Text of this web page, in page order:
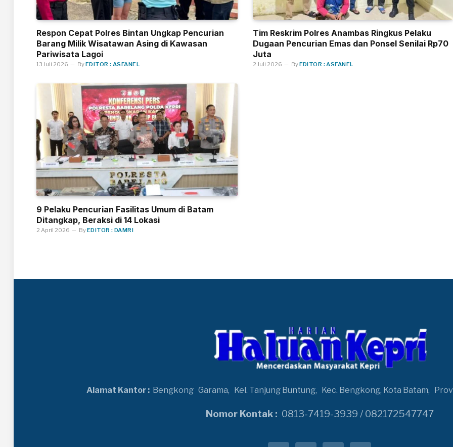
Respon Cepat Polres Bintan Ungkap Pencurian
Barang Milik Wisatawan Asing di Kawasan
Pariwisata Lagoi
13 Juli 2026 ByEDITOR : ASFANEL
Tim Reskrim Polres Anambas Ringkus Pelaku
Dugaan Pencurian Emas dan Ponsel Senilai Rp70
Juta
2 Juli 2026 ByEDITOR : ASFANEL
9 Pelaku Pencurian Fasilitas Umum di Batam
Ditangkap, Beraksi di 14 Lokasi
2 April 2026 ByEDITOR : DAMRI
Alamat Kantor : Bengkong Garama, Kel. Tanjung Buntung, Kec. Bengkong, Kota Batam,
Nomor Kontak : 0813-7419-3939 / 082172547747